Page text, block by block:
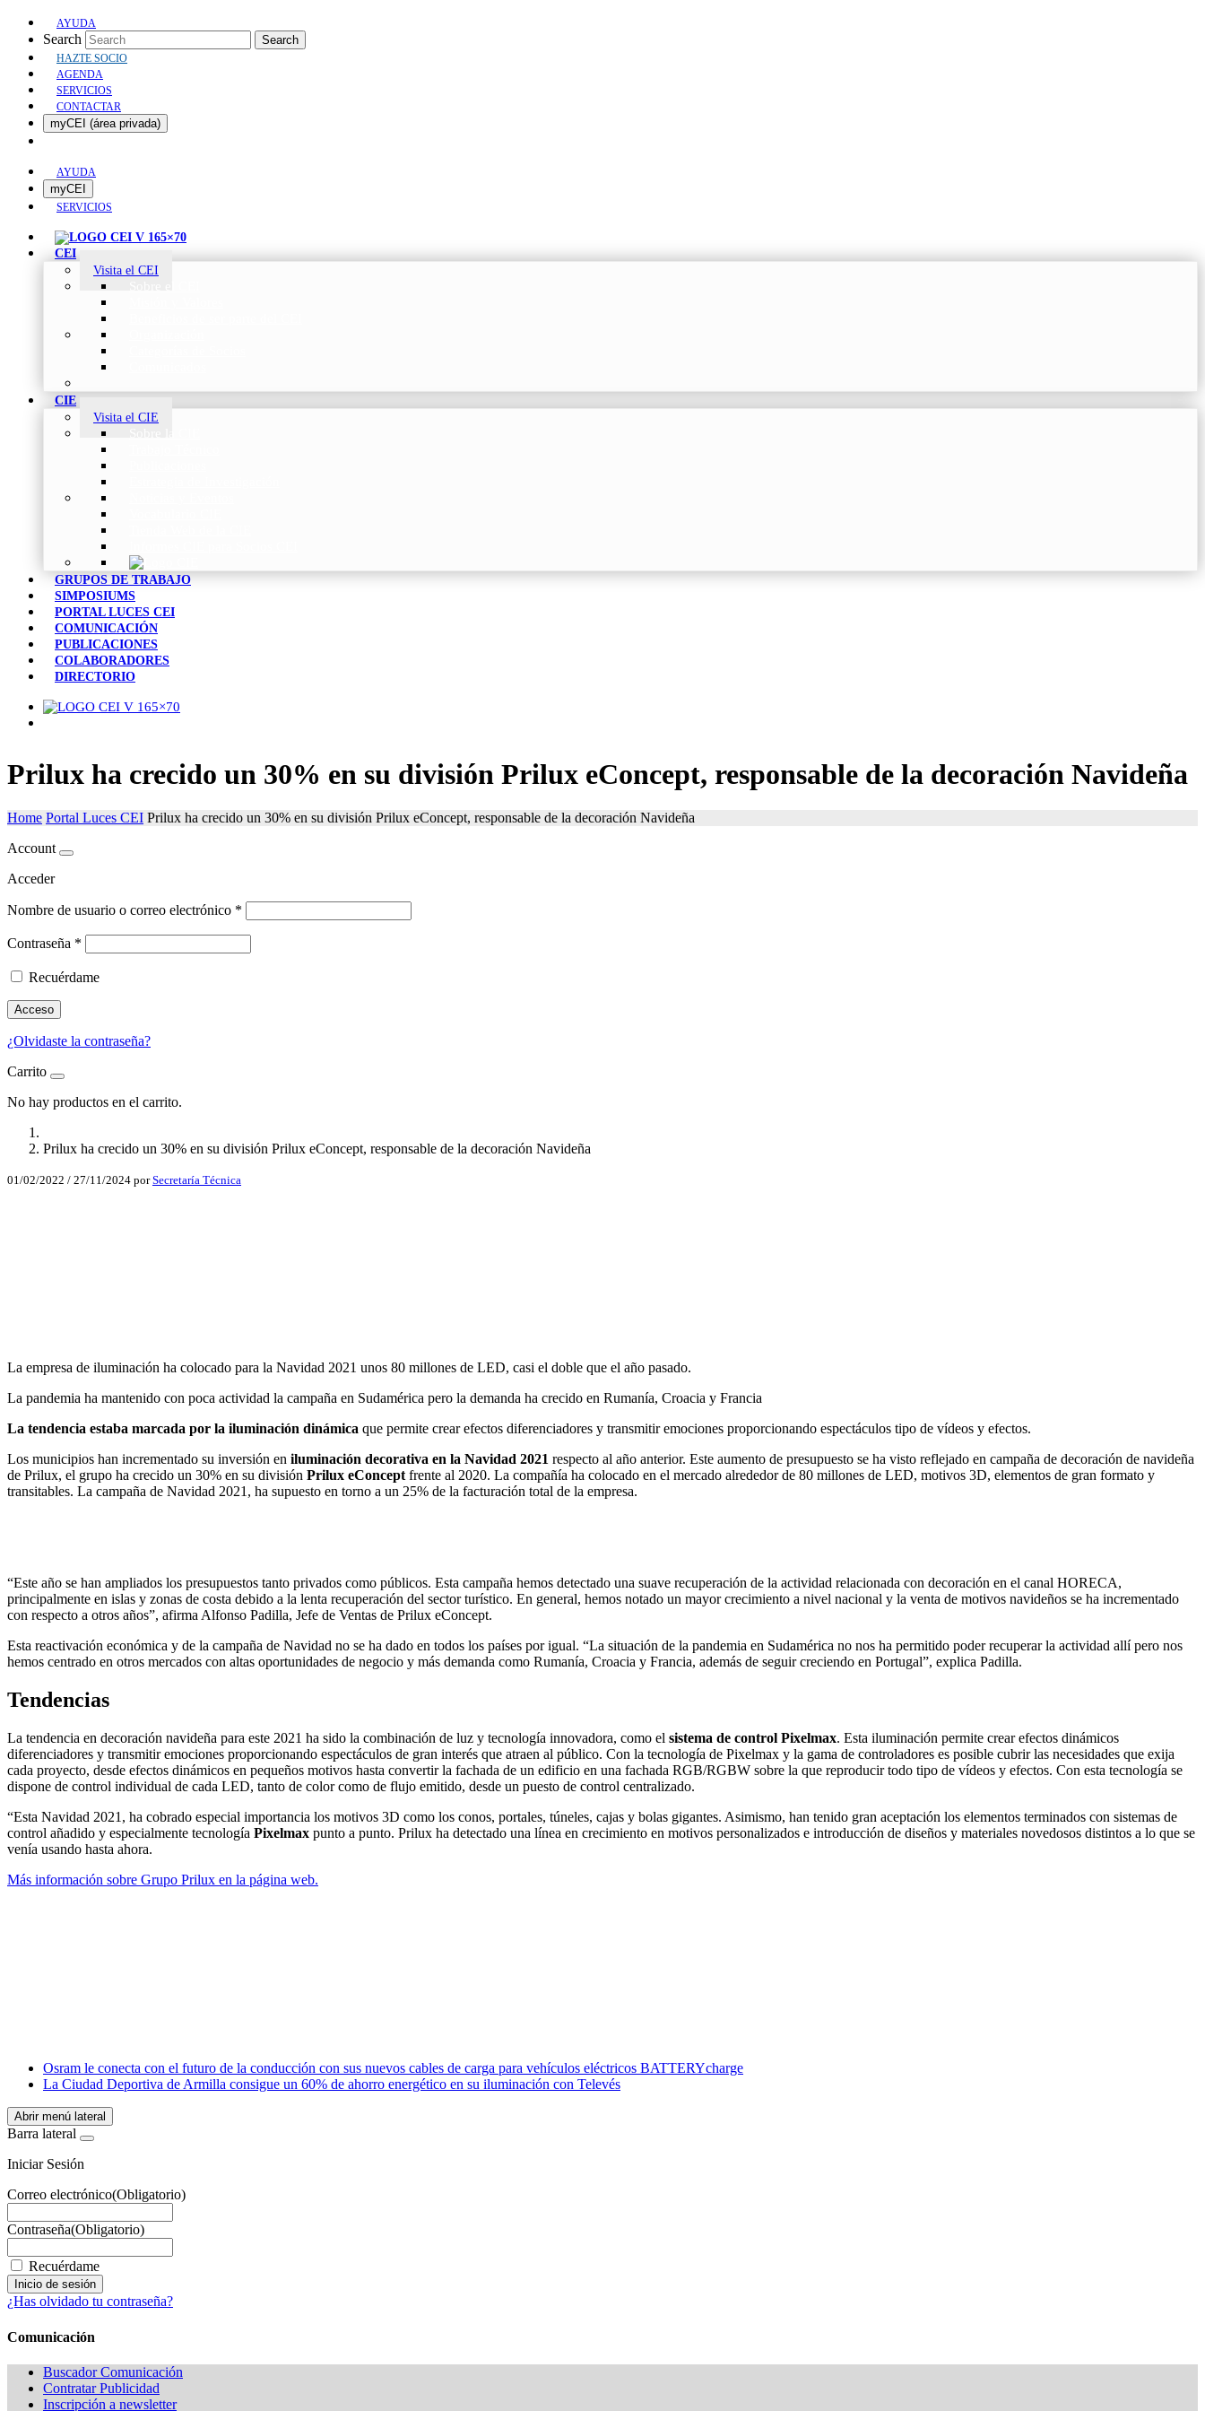
AYUDA
Search Search
HAZTE SOCIO
AGENDA
SERVICIOS
CONTACTAR
myCEI (área privada)
AYUDA
myCEI
SERVICIOS
CEI
Visita el CEI
CIE
Visita el CIE
GRUPOS DE TRABAJO
SIMPOSIUMS
PORTAL LUCES CEI
COMUNICACIÓN
PUBLICACIONES
COLABORADORES
DIRECTORIO
Prilux ha crecido un 30% en su división Prilux eConcept, responsable de la decoración Navideña
Home Portal Luces CEI Prilux ha crecido un 30% en su división Prilux eConcept, responsable de la decoración Navideña
Account
Acceder
Nombre de usuario o correo electrónico *
Contraseña *
Recuérdame
Acceso
¿Olvidaste la contraseña?
Carrito
No hay productos en el carrito.
Prilux ha crecido un 30% en su división Prilux eConcept, responsable de la decoración Navideña
01/02/2022 / 27/11/2024 porSecretaría Técnica
WhatsApp
La empresa de iluminación ha colocado para la Navidad 2021 unos 80 millones de LED, casi el doble que el año pasado.
La pandemia ha mantenido con poca actividad la campaña en Sudamérica pero la demanda ha crecido en Rumanía, Croacia y Francia
La tendencia estaba marcada por la iluminación dinámica que permite crear efectos diferenciadores y transmitir emociones proporcionando espectáculos tipo de vídeos y efectos.
Los municipios han incrementado su inversión en iluminación decorativa en la Navidad 2021 respecto al año anterior. Este aumento de presupuesto se ha visto reflejado en campaña de decoración de navideña
de Prilux, el grupo ha crecido un 30% en su división Prilux eConceptfrente al 2020. La compañía ha colocado en el mercado alrededor de 80 millones de LED, motivos 3D, elementos de gran formato y
transitables. La campaña de Navidad 2021, ha supuesto en torno a un 25% de la facturación total de la empresa.
“Este año se han ampliados los presupuestos tanto privados como públicos. Esta campaña hemos detectado una suave recuperación de la actividad relacionada con decoración en el canal HORECA,
principalmente en islas y zonas de costa debido a la lenta recuperación del sector turístico. En general, hemos notado un mayor crecimiento a nivel nacional y la venta de motivos navideños se ha incrementado
con respecto a otros años”, afirma Alfonso Padilla, Jefe de Ventas de Prilux eConcept.
Esta reactivación económica y de la campaña de Navidad no se ha dado en todos los países por igual. “La situación de la pandemia en Sudamérica no nos ha permitido poder recuperar la actividad allí pero nos
hemos centrado en otros mercados con altas oportunidades de negocio y más demanda como Rumanía, Croacia y Francia, además de seguir creciendo en Portugal”, explica Padilla.
Tendencias
La tendencia en decoración navideña para este 2021 ha sido la combinación de luz y tecnología innovadora, como el sistema de control Pixelmax. Esta iluminación permite crear efectos dinámicos
diferenciadores y transmitir emociones proporcionando espectáculos de gran interés que atraen al público. Con la tecnología de Pixelmax y la gama de controladores es posible cubrir las necesidades que exija
cada proyecto, desde efectos dinámicos en pequeños motivos hasta convertir la fachada de un edificio en una fachada RGB/RGBW sobre la que reproducir todo tipo de vídeos y efectos. Con esta tecnología se
dispone de control individual de cada LED, tanto de color como de flujo emitido, desde un puesto de control centralizado.
“Esta Navidad 2021, ha cobrado especial importancia los motivos 3D como los conos, portales, túneles, cajas y bolas gigantes. Asimismo, han tenido gran aceptación los elementos terminados con sistemas de
control añadido y especialmente tecnología Pixelmax punto a punto. Prilux ha detectado una línea en crecimiento en motivos personalizados e introducción de diseños y materiales novedosos distintos a lo que se
venía usando hasta ahora.
Más información sobre Grupo Prilux en la página web.
WhatsApp
Osram le conecta con el futuro de la conducción con sus nuevos cables de carga para vehículos eléctricos BATTERYcharge
La Ciudad Deportiva de Armilla consigue un 60% de ahorro energético en su iluminación con Televés
Abrir menú lateral
Barra lateral
Iniciar Sesión
Correo electrónico(Obligatorio)
Contraseña(Obligatorio)
Recuérdame
¿Has olvidado tu contraseña?
Comunicación
Buscador Comunicación
Contratar Publicidad
Inscripción a newsletter